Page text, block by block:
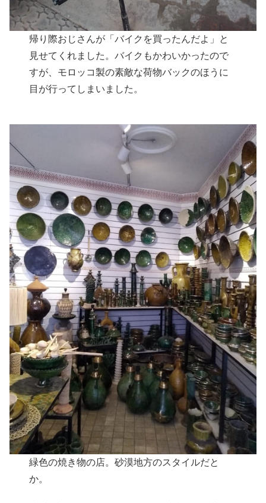
帰り際おじさんが「バイクを買ったんだよ」と
見せてくれました。バイクもかわいかったので
すが、モロッコ製の素敵な荷物バックのほうに
目が行ってしまいました。
緑色の焼き物の店。砂漠地方のスタイルだと
か。